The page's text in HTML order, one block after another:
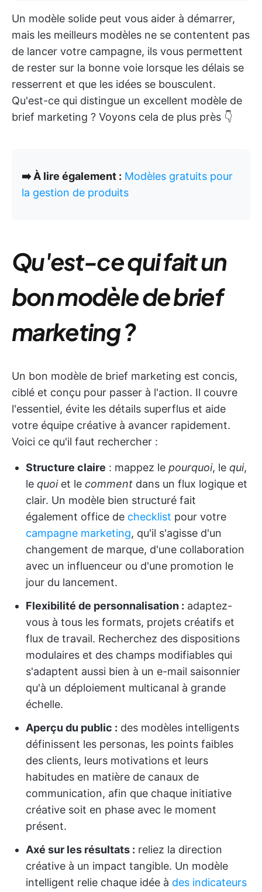
Un modèle solide peut vous aider à démarrer,
mais les meilleurs modèles ne se contentent pas
de lancer votre campagne, ils vous permettent
de rester sur la bonne voie lorsque les délais se
resserrent et que les idées se bousculent.
Qu'est-ce qui distingue un excellent modèle de
brief marketing ? Voyons cela de plus près 👇
➡️ À lire également : Modèles gratuits pour
la gestion de produits
Qu'est-ce qui fait un
bon modèle de brief
marketing ?
Un bon modèle de brief marketing est concis,
ciblé et conçu pour passer à l'action. Il couvre
l'essentiel, évite les détails superflus et aide
votre équipe créative à avancer rapidement.
Voici ce qu'il faut rechercher :
Structure claire : mappez le pourquoi, le qui,
le quoiet le comment dans un flux logique et
clair. Un modèle bien structuré fait
également office de checklist pour votre
campagne marketing, qu'il s'agisse d'un
changement de marque, d'une collaboration
avec un influenceur ou d'une promotion le
jour du lancement.
Flexibilité de personnalisation : adaptez-
vous à tous les formats, projets créatifs et
flux de travail. Recherchez des dispositions
modulaires et des champs modifiables qui
s'adaptent aussi bien à un e-mail saisonnier
qu'à un déploiement multicanal à grande
échelle.
Aperçu du public : des modèles intelligents
définissent les personas, les points faibles
des clients, leurs motivations et leurs
habitudes en matière de canaux de
communication, afin que chaque initiative
créative soit en phase avec le moment
présent.
Axé sur les résultats : reliez la direction
créative à un impact tangible. Un modèle
intelligent relie chaque idée à des indicateurs